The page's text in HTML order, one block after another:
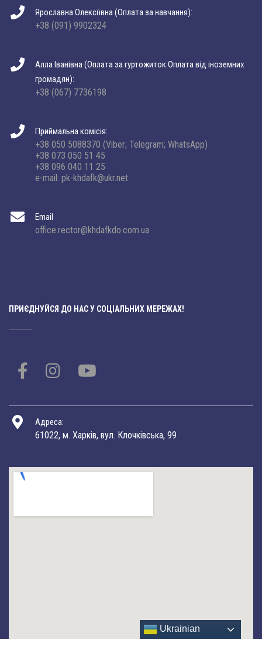
Ярославна Олексіївна (Оплата за навчання):
+38 (091) 9902324
Алла Іванівна (Оплата за гуртожиток Оплата від іноземних
громадян):
+38 (067) 7736198
Приймальна комісія:
+38 050 5088370 (Viber; Telegram; WhatsApp)
+38 073 050 51 45
+38 096 040 11 25
e-mail: pk-khdafk@ukr.net
Email
office.rector@khdafkdo.com.ua
ПРИЄДНУЙСЯ ДО НАС У СОЦІАЛЬНИХ МЕРЕЖАХ!
Адреса:
61022, м. Харків, вул. Клочківська, 99
Ukrainian